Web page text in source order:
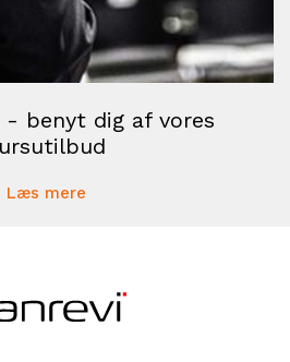
- benyt dig af vores
Læs mere